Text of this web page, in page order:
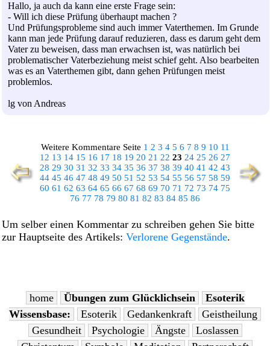
Hallo, ja auch da kann eine erste Frage sein:
- Will ich diese Prüfung überhaupt machen ?
Und Prüfungsprobleme sind auch immer Vaterthemen. Im Grunde
kann man jede Prüfung darauf reduzieren, dass es darum geht dem
Vater zu beweisen, dass man erwachsen ist, was natürlich bei
problematischer Vaterbeziehung meist schief geht. Also bearbeiten
was es an Vaterthemen gibt, dann gehen Prüfungen meist
problemlos.
lg von Andreas
Weitere Kommentare Seite 1 2 3 4 5 6 7 8 9 10 11
12 13 14 15 16 17 18 19 20 21 22 23 24 25 26 27
28 29 30 31 32 33 34 35 36 37 38 39 40 41 42 43
44 45 46 47 48 49 50 51 52 53 54 55 56 57 58 59
60 61 62 63 64 65 66 67 68 69 70 71 72 73 74 75
76 77 78 79 80 81 82 83 84 85 86
Um selber einen Kommentar zu schreiben gehen Sie bitte
zur Hauptseite des Artikels: Verlorene Gegenstände.
home Übungen zum Glücklichsein
Esoterik
Wissensbase:
Esoterik Gedankenkraft
Geistheilung
Gesundheit
Psychologie Ängste
Loslassen